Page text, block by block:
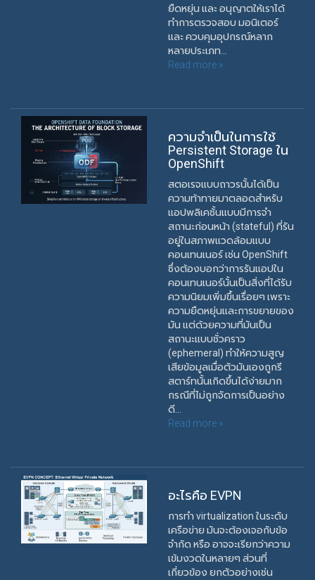
ยืดหยุ่น และ อนุญาตให้เราได้
ทำการตรวจสอบ มอนิเตอร์
และ ควบคุมอุปกรณ์หลาก
หลายประเภท...
Read more »
ความจำเป็นในการใช้
Persistent Storage ใน
OpenShift
สตอเรจแบบถาวรนั้นได้เป็น
ความท้าทายมาตลอดสำหรับ
แอปพลิเคชั้นแบบมีการจำ
สถานะก่อนหน้า (stateful) ที่รัน
อยู่ในสภาพแวดล้อมแบบ
คอนเทนเนอร์ เช่น OpenShift
ซึ่งต้องบอกว่าการรันแอปใน
คอนเทนเนอร์นั้นเป็นสิ่งที่ได้รับ
ความนิยมเพิ่มขึ้นเรื่อยๆ เพราะ
ความยืดหยุ่นและการขยายของ
มัน แต่ด้วยความที่มันเป็น
สถานะแบบชั่วคราว
(ephemeral) ทำให้ความสูญ
เสียข้อมูลเมื่อตัวมันเองถูกรี
สตาร์ทนั้นเกิดขึ้นได้ง่ายมาก
กรณีที่ไม่ถูกจัดการเป็นอย่าง
ดี...
Read more »
อะไรคือ EVPN
การทำ virtualization ในระดับ
เครือข่าย มันจะต้องเจอกับข้อ
จำกัด หรือ อาจจะเรียกว่าความ
เข้มงวดในหลายๆ ส่วนที่
เกี่ยวข้อง ยกตัวอย่างเช่น